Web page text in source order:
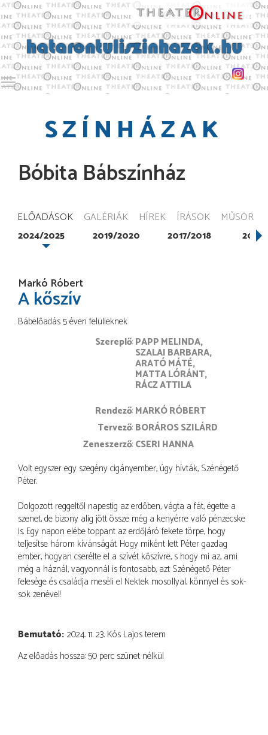
Toggle main menu visibility
SZÍNHÁZAK
Bóbita Bábszínház
ELŐADÁSOK GALÉRIÁK HÍREK ÍRÁSOK MŰSOR
2024/2025 2019/2020 2017/2018
Markó Róbert
A kőszív
Bábelőadás 5 éven felülieknek
Szereplő PAPP MELINDA
SZALAI BARBARA
ARATÓ MÁTÉ
MATTA LÓRÁNT
RÁCZ ATTILA
rendező MARKÓ RÓBERT
tervező BORÁROS SZILÁRD
zeneszerző CSERI HANNA
Volt egyszer egy szegény cigányember, úgy hívták, Szénégető
Péter.
Dolgozott reggeltől napestig az erdőben, vágta a fát, égette a
szenet, de bizony alig jött össze még a kenyérre való pénzecske
is. Egy napon elébe toppant az erdőjáró fekete törpe, hogy
teljesítse három kívánságát. Hogy miként lett Péter gazdag
ember, hogyan cserélte el a szívét kőszívre, s hogy mi az, ami
még a háznál, vagyonnál is fontosabb, azt Szénégető Péter
felesége és családja meséli el Nektek mosollyal, könnyel és sok-
sok zenével!
Bemutató 2024. 11. 23. Kós Lajos terem
Az előadás hossza: 50 perc szünet nélkül